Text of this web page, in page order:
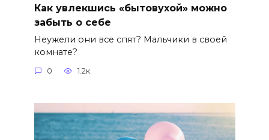
Как увлекшись «бытовухой» можно
забыть о себе
Неужели они все спят? Мальчики в своей
комнате?
0 1.2к.